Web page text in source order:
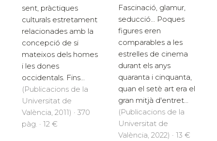
sent, pràctiques
culturals estretament
relacionades amb la
concepció de si
mateixos dels homes
i les dones
occidentals. Fins...
(Publicacions de la
Universitat de
València, 2011) · 370
pàg. · 12 €
Fascinació, glamur,
seducció... Poques
figures eren
comparables a les
estrelles de cinema
durant els anys
quaranta i cinquanta,
quan el setè art era el
gran mitjà d'entret...
(Publicacions de la
Universitat de
València, 2022) · 13 €